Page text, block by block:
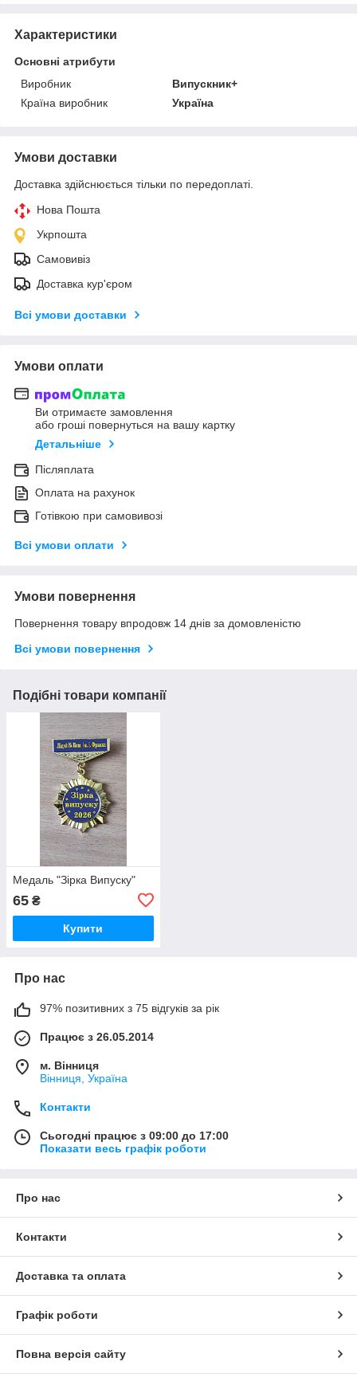
Характеристики
Основні атрибути
Виробник
Випускник+
Країна виробник
Україна
Умови доставки
Доставка здійснюється тільки по передоплаті.
Нова Пошта
Укрпошта
Самовивіз
Доставка кур'єром
Всі умови доставки
Умови оплати
Ви отримаєте замовлення
або гроші повернуться на вашу картку
Детальніше
Післяплата
Оплата на рахунок
Готівкою при самовивозі
Всі умови оплати
Умови повернення
Повернення товару впродовж 14 днів за домовленістю
Всі умови повернення
Подібні товари компанії
Медаль "Зірка Випуску"
65 ₴
Купити
Про нас
97% позитивних з 75 відгуків за рік
Працює з 26.05.2014
м. Вінниця
Вінниця, Україна
Контакти
Сьогодні працює з 09:00 до 17:00
Показати весь графік роботи
Про нас
Контакти
Доставка та оплата
Графік роботи
Повна версія сайту